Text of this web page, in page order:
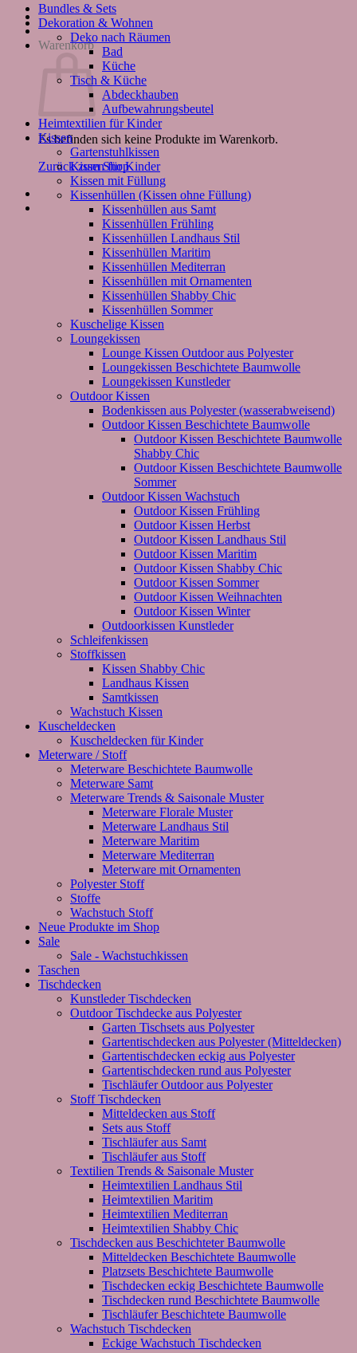
Warenkorb
Es befinden sich keine Produkte im Warenkorb.
Zurück zum Shop
Bundles & Sets
Dekoration & Wohnen
Deko nach Räumen
Bad
Küche
Tisch & Küche
Abdeckhauben
Aufbewahrungsbeutel
Heimtextilien für Kinder
Kissen
Gartenstuhlkissen
Kissen für Kinder
Kissen mit Füllung
Kissenhüllen (Kissen ohne Füllung)
Kissenhüllen aus Samt
Kissenhüllen Frühling
Kissenhüllen Landhaus Stil
Kissenhüllen Maritim
Kissenhüllen Mediterran
Kissenhüllen mit Ornamenten
Kissenhüllen Shabby Chic
Kissenhüllen Sommer
Kuschelige Kissen
Loungekissen
Lounge Kissen Outdoor aus Polyester
Loungekissen Beschichtete Baumwolle
Loungekissen Kunstleder
Outdoor Kissen
Bodenkissen aus Polyester (wasserabweisend)
Outdoor Kissen Beschichtete Baumwolle
Outdoor Kissen Beschichtete Baumwolle
Shabby Chic
Outdoor Kissen Beschichtete Baumwolle
Sommer
Outdoor Kissen Wachstuch
Outdoor Kissen Frühling
Outdoor Kissen Herbst
Outdoor Kissen Landhaus Stil
Outdoor Kissen Maritim
Outdoor Kissen Shabby Chic
Outdoor Kissen Sommer
Outdoor Kissen Weihnachten
Outdoor Kissen Winter
Outdoorkissen Kunstleder
Schleifenkissen
Stoffkissen
Kissen Shabby Chic
Landhaus Kissen
Samtkissen
Wachstuch Kissen
Kuscheldecken
Kuscheldecken für Kinder
Meterware / Stoff
Meterware Beschichtete Baumwolle
Meterware Samt
Meterware Trends & Saisonale Muster
Meterware Florale Muster
Meterware Landhaus Stil
Meterware Maritim
Meterware Mediterran
Meterware mit Ornamenten
Polyester Stoff
Stoffe
Wachstuch Stoff
Neue Produkte im Shop
Sale
Sale - Wachstuchkissen
Taschen
Tischdecken
Kunstleder Tischdecken
Outdoor Tischdecke aus Polyester
Garten Tischsets aus Polyester
Gartentischdecken aus Polyester (Mitteldecken)
Gartentischdecken eckig aus Polyester
Gartentischdecken rund aus Polyester
Tischläufer Outdoor aus Polyester
Stoff Tischdecken
Mitteldecken aus Stoff
Sets aus Stoff
Tischläufer aus Samt
Tischläufer aus Stoff
Textilien Trends & Saisonale Muster
Heimtextilien Landhaus Stil
Heimtextilien Maritim
Heimtextilien Mediterran
Heimtextilien Shabby Chic
Tischdecken aus Beschichteter Baumwolle
Mitteldecken Beschichtete Baumwolle
Platzsets Beschichtete Baumwolle
Tischdecken eckig Beschichtete Baumwolle
Tischdecken rund Beschichtete Baumwolle
Tischläufer Beschichtete Baumwolle
Wachstuch Tischdecken
Eckige Wachstuch Tischdecken